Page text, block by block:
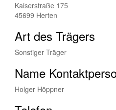
Kaiserstraße 175
45699 Herten
Art des Trägers
Sonstiger Träger
Name
Holger Höppner